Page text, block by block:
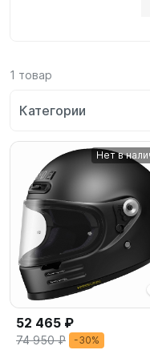
1 товар
Категории
Нет в
52 465 ₽
74 950 ₽ -30%